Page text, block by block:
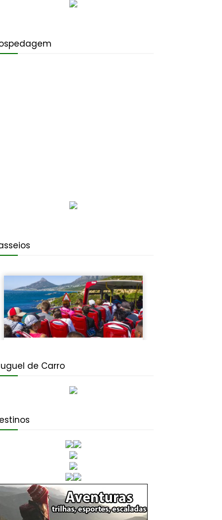
de Carro